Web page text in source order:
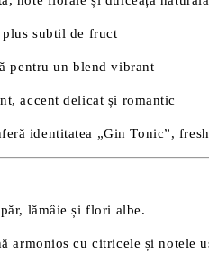
plus subtil de fruct
pentru un blend vibrant
accent delicat și romantic
identitatea „Gin Tonic”,
lămâie și flori albe.
armonios cu citricele și notele